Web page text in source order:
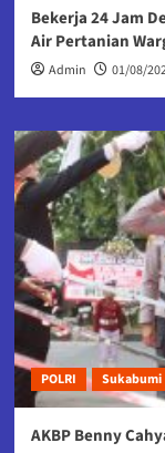
Bekerja 24 Jam
Air Pertanian
Admin 01/08/
POLRI Sukabumi
AKBP Benny